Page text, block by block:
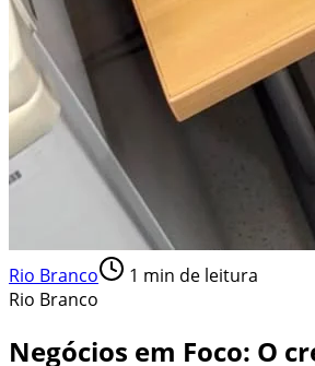
Rio Branco 1 min de leitura
Rio Branco
Negócios em Foco: O